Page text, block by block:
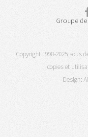
Groupe
Copyright 1998-2025 sous
copies et
Design: